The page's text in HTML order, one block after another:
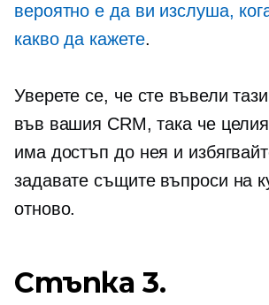
вероятно е да ви изслуша,
какво да кажете.
Уверете се, че сте въвели
във вашия CRM, така че
има достъп до нея и
задавате същите въпроси на
отново.
Стъпка 3.